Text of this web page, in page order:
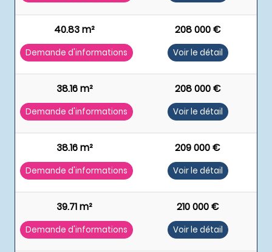
40.83 m² 208 000 €
Demande d'informations Voir le détail
38.16 m² 208 000 €
Demande d'informations Voir le détail
38.16 m² 209 000 €
Demande d'informations Voir le détail
39.71 m² 210 000 €
Demande d'informations Voir le détail